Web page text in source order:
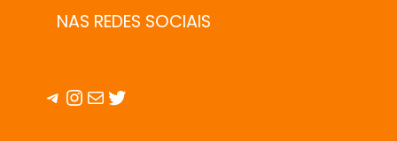
NAS REDES SOCIAIS
Telegram
Instagram
E-mailTwitter